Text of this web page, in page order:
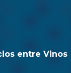
entre Vinos